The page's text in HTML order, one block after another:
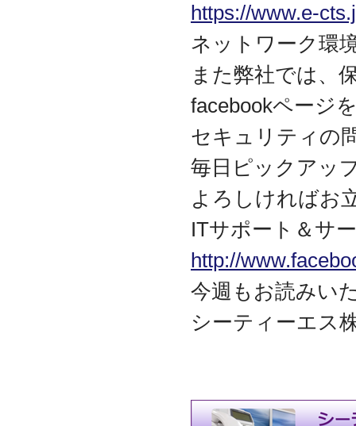
https://www.e-
ネットワーク環
また弊社では、
facebookページ
セキュリティの
毎日ピックアッ
よろしければお
ITサポート＆サ
http://
今週もお読みい
シーティーエス